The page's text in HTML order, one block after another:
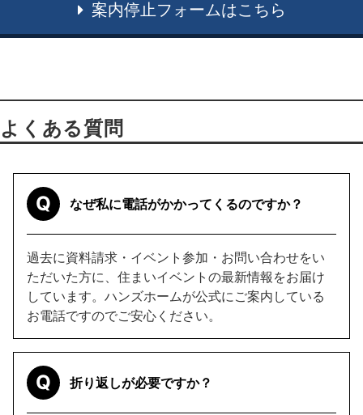
案内停止フォームはこちら
よくある質問
Q なぜ私に電話がかかってくるのですか？
過去に資料請求・イベント参加・お問い合わせをい
ただいた方に、住まいイベントの最新情報をお届け
しています。ハンズホームが公式にご案内している
お電話ですのでご安心ください。
Q 折り返しが必要ですか？